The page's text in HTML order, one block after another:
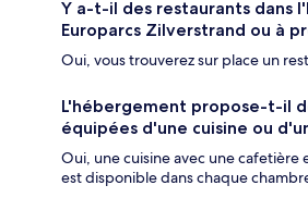
Y a-t-il des restaurants dans
Europarcs Zilverstrand ou à
Oui, vous trouverez sur place un
L'hébergement propose-t-il
équipées d'une cuisine ou
Oui, une cuisine avec une cafetière
est disponible dans chaque